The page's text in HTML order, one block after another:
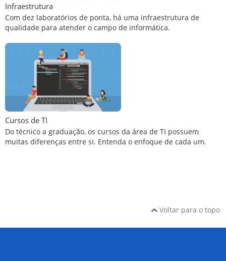
Infraestrutura
Com dez laboratórios de ponta, há uma infraestrutura de
qualidade para atender o campo de informática.
Cursos de TI
Do técnico a graduação, os cursos da área de TI possuem
muitas diferenças entre si. Entenda o enfoque de cada um.
Voltar para o topo